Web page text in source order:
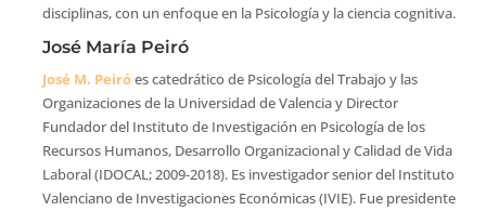
disciplinas, con un enfoque en la Psicología y la ciencia cognitiva.
José María Peiró
José M. Peiróes catedrático de Psicología del Trabajo y las
Organizaciones de la Universidad de Valencia y Director
Fundador del Instituto de Investigación en Psicología de los
Recursos Humanos, Desarrollo Organizacional y Calidad de Vida
Laboral (IDOCAL; 2009-2018). Es investigador senior del Instituto
Valenciano de Investigaciones Económicas (IVIE). Fue presidente